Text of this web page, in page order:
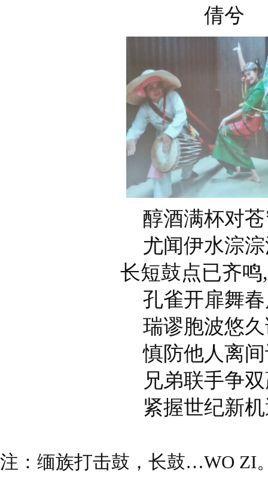
倩兮
醇酒满杯对
尤闻伊水淙
长短鼓点已齐鸣
孔雀开扉舞
瑞谬胞波悠
慎防他人离
兄弟联手争
紧握世纪新
注：缅族打击鼓，长鼓…WO ZI